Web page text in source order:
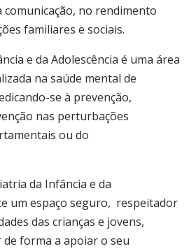
no rendimento
familiares e sociais.
e da Adolescência é uma área
na saúde mental de
se à prevenção,
nas perturbações
ou do
da Infância e da
um espaço seguro, respeitador
das crianças e jovens,
forma a apoiar o seu